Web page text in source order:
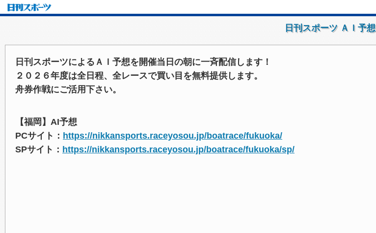
日刊スポーツ ＡＩ予想
日刊スポーツによるＡＩ予想を開催当日の朝に一斉配信します！
２０２６年度は全日程、全レースで買い目を無料提供します。
舟券作戦にご活用下さい。
【福岡】AI予想
PCサイト： https://nikkansports.raceyosou.jp/boatrace/fukuoka/
SPサイト： https://nikkansports.raceyosou.jp/boatrace/fukuoka/sp/